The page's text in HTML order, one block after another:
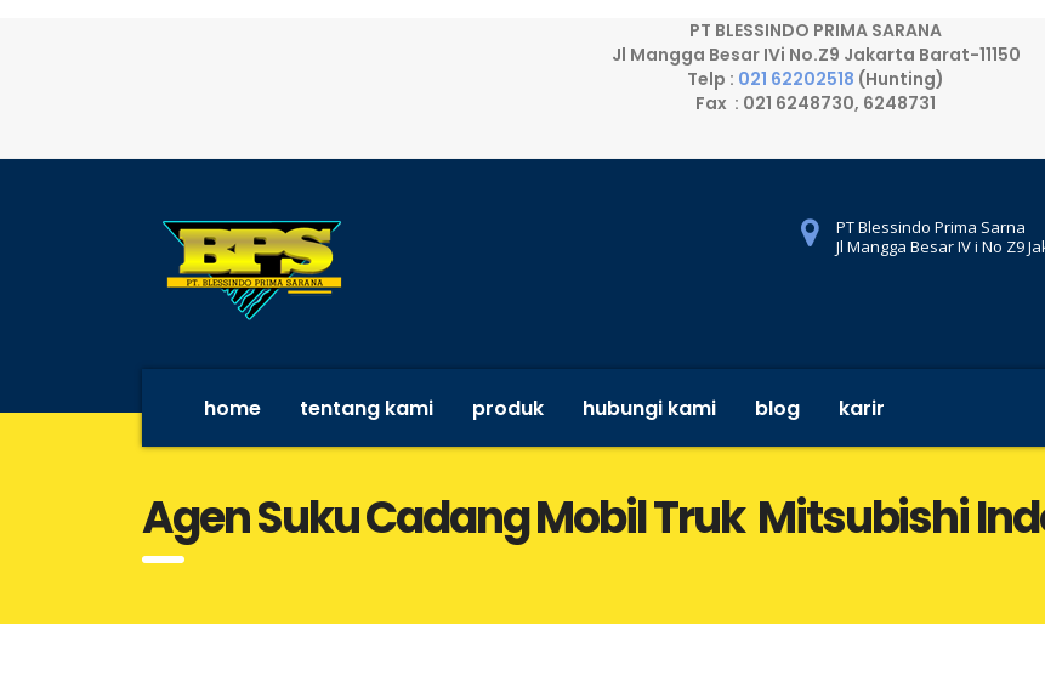
PT BLESSINDO PRIMA SARANA
Jl Mangga Besar IVi No.Z9 Jakarta Barat-11150
Telp : 021 62202518 (Hunting)
Fax : 021 6248730, 6248731
PT Blessindo Prima Sarna
Jl Mangga Besar IV i No Z9
home tentang kami produk hubungi kami blog karir
Agen Suku Cadang Mobil Truk Mitsubishi